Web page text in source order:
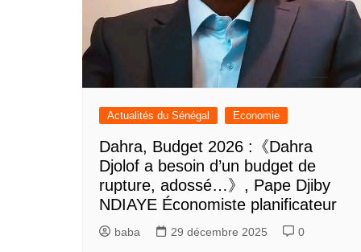
Actualités du Sénégal Economie
Dahra, Budget 2026 :《Dahra
Djolof a besoin d’un budget de
rupture, adossé…》, Pape Djiby
NDIAYE Économiste planificateur
baba 29 décembre 2025 0